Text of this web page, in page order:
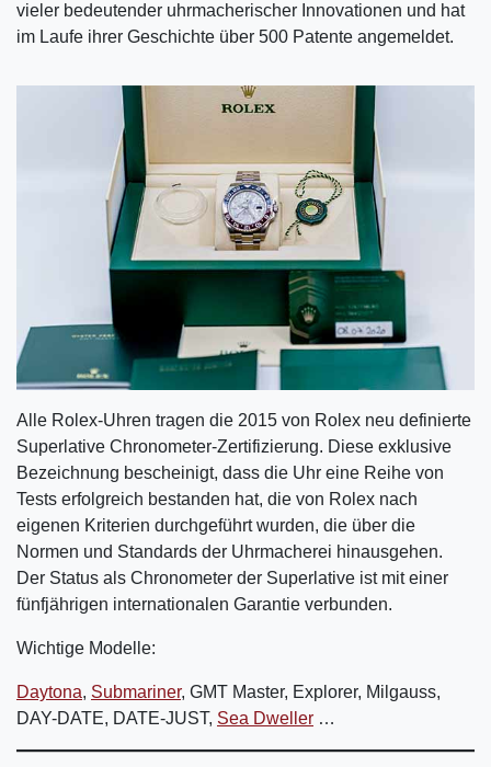
vieler bedeutender uhrmacherischer Innovationen und hat
im Laufe ihrer Geschichte über 500 Patente angemeldet.
Alle Rolex-Uhren tragen die 2015 von Rolex neu definierte
Superlative Chronometer-Zertifizierung. Diese exklusive
Bezeichnung bescheinigt, dass die Uhr eine Reihe von
Tests erfolgreich bestanden hat, die von Rolex nach
eigenen Kriterien durchgeführt wurden, die über die
Normen und Standards der Uhrmacherei hinausgehen.
Der Status als Chronometer der Superlative ist mit einer
fünfjährigen internationalen Garantie verbunden.
Wichtige Modelle:
Daytona, Submariner, GMT Master, Explorer, Milgauss,
DAY-DATE, DATE-JUST, Sea Dweller …